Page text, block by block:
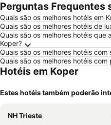
Perguntas Frequentes
Quais são os melhores hotéis em
Quais são os melhores hotéis de
Quais são os melhores hotéis que
Koper?
Quais são os melhores hotéis com
Quais são os melhores hotéis com
Hotéis em Koper
Estes hotéis também poderão
NH Trieste